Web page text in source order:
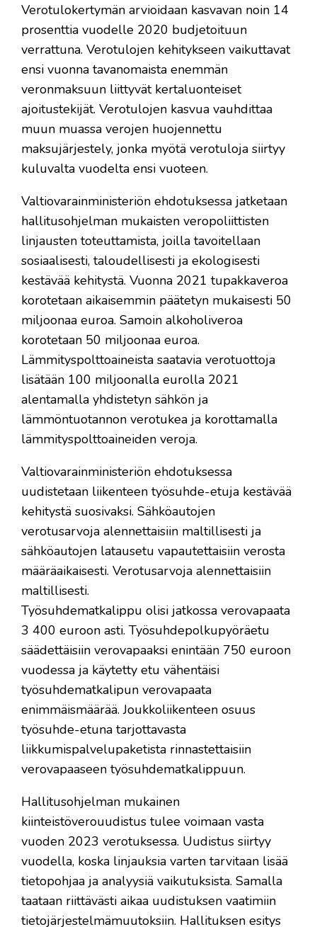
Verotulokertymän arvioidaan kasvavan noin 14
prosenttia vuodelle 2020 budjetoituun
verrattuna. Verotulojen kehitykseen vaikuttavat
ensi vuonna tavanomaista enemmän
veronmaksuun liittyvät kertaluonteiset
ajoitustekijät. Verotulojen kasvua vauhdittaa
muun muassa verojen huojennettu
maksujärjestely, jonka myötä verotuloja siirtyy
kuluvalta vuodelta ensi vuoteen.
Valtiovarainministeriön ehdotuksessa jatketaan
hallitusohjelman mukaisten veropoliittisten
linjausten toteuttamista, joilla tavoitellaan
sosiaalisesti, taloudellisesti ja ekologisesti
kestävää kehitystä. Vuonna 2021 tupakkaveroa
korotetaan aikaisemmin päätetyn mukaisesti 50
miljoonaa euroa. Samoin alkoholiveroa
korotetaan 50 miljoonaa euroa.
Lämmityspolttoaineista saatavia verotuottoja
lisätään 100 miljoonalla eurolla 2021
alentamalla yhdistetyn sähkön ja
lämmöntuotannon verotukea ja korottamalla
lämmityspolttoaineiden veroja.
Valtiovarainministeriön ehdotuksessa
uudistetaan liikenteen työsuhde-etuja kestävää
kehitystä suosivaksi. Sähköautojen
verotusarvoja alennettaisiin maltillisesti ja
sähköautojen latausetu vapautettaisiin verosta
määräaikaisesti. Verotusarvoja alennettaisiin
maltillisesti.
Työsuhdematkalippu olisi jatkossa verovapaata
3 400 euroon asti. Työsuhdepolkupyöräetu
säädettäisiin verovapaaksi enintään 750 euroon
vuodessa ja käytetty etu vähentäisi
työsuhdematkalipun verovapaata
enimmäismäärää. Joukkoliikenteen osuus
työsuhde-etuna tarjottavasta
liikkumispalvelupaketista rinnastettaisiin
verovapaaseen työsuhdematkalippuun.
Hallitusohjelman mukainen
kiinteistöverouudistus tulee voimaan vasta
vuoden 2023 verotuksessa. Uudistus siirtyy
vuodella, koska linjauksia varten tarvitaan lisää
tietopohjaa ja analyysiä vaikutuksista. Samalla
taataan riittävästi aikaa uudistuksen vaatimiin
tietojärjestelmämuutoksiin. Hallituksen esitys